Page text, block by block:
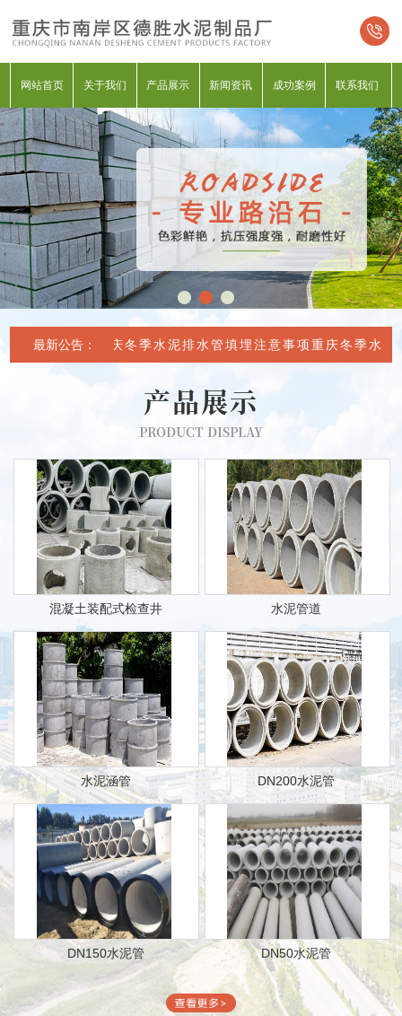
网站首页 关于我们 产品展示 新闻资讯 成功案例 联系我们
最新公告：重庆冬季水泥排水管填埋注意事项重庆冬季水泥
产品展示
PRODUCT DISPLAY
混凝土装配式检查井 水泥管道
水泥涵管 DN200水泥管
DN150水泥管 DN50水泥管